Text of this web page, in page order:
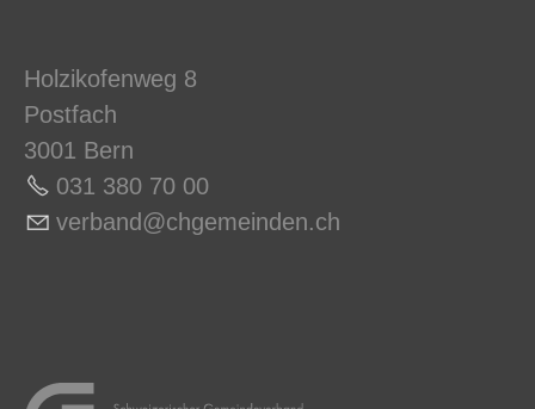
Holzikofenweg 8
Postfach
3001 Bern
031 380 70 00
v rb nd chg m nd n ch